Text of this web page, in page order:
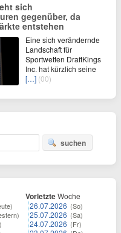
sich
gegenüber, da
entstehen
Eine sich verändernde
Landschaft für
Sportwetten DraftKings
Inc. hat kürzlich seine
[…] (00)
suchen
VorletzteWoche
26.07.2026 (So)
25.07.2026 (Sa)
24.07.2026 (Fr)